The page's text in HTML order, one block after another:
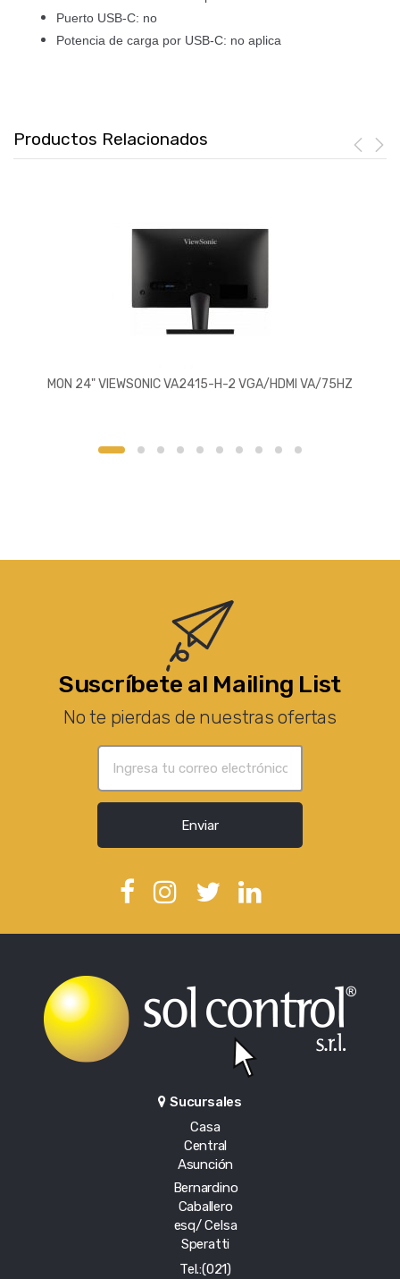
Puerto USB-C: no
Potencia de carga por USB-C: no aplica
Productos Relacionados
MON 24" VIEWSONIC VA2415-H-2 VGA/HDMI VA/75HZ
Suscríbete al Mailing List
No te pierdas de nuestras ofertas
Enviar
Sucursales
Casa
Central
Asunción
Bernardino
Caballero
esq/ Celsa
Speratti
Tel.:(021)